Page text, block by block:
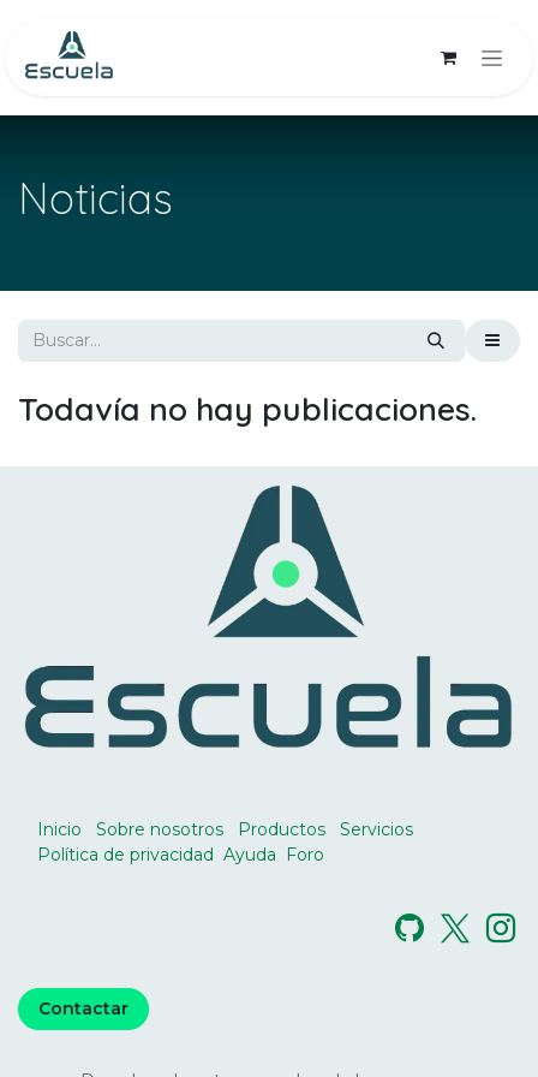
Noticias
Todavía no hay publicaciones.
Inicio Sobre nosotros Productos
Servicios
Política de privacidad Ayuda Foro
Contactar